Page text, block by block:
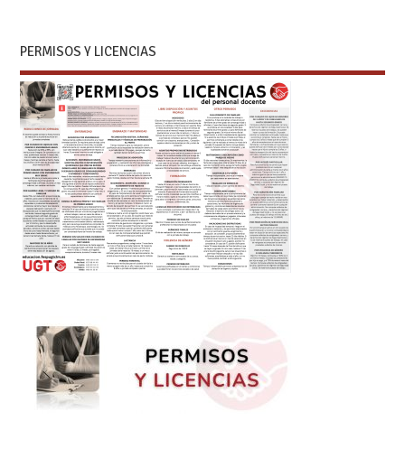
PERMISOS Y LICENCIAS